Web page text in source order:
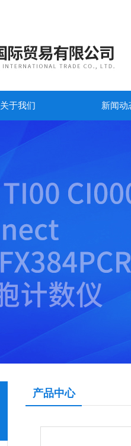
关于我们 新闻动
产品中心